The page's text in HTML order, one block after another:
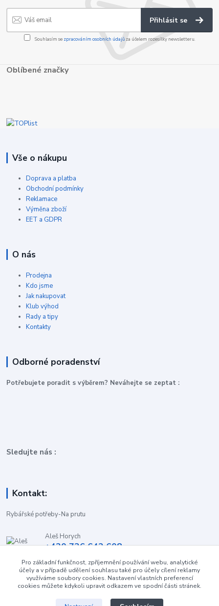
Přihlásit se
Souhlasím se zpracováním osobních údajůza účelem rozesílky newsletteru.
Oblíbené značky
Vše o nákupu
Doprava a platba
Obchodní podmínky
Reklamace
Výměna zboží
EET a GDPR
O nás
Prodejna
Kdo jsme
Jak nakupovat
Klub výhod
Rady a tipy
Kontakty
Odborné poradenství
Potřebujete poradit s výběrem? Neváhejte se zeptat :
Sledujte nás :
Kontakt:
Rybářské potřeby-Na prutu
Aleš Horych
+420 736 642 608
obchod-naprutu@seznam.cz
Pro základní funkčnost, zpříjemnění používání webu, analytické
účely a v případě udělení souhlasu také pro účely cílení reklamy
využíváme soubory cookies. Nastavení vlastních preferencí
cookies můžete kdykoli upravit odkazem ve spodní části stránek.